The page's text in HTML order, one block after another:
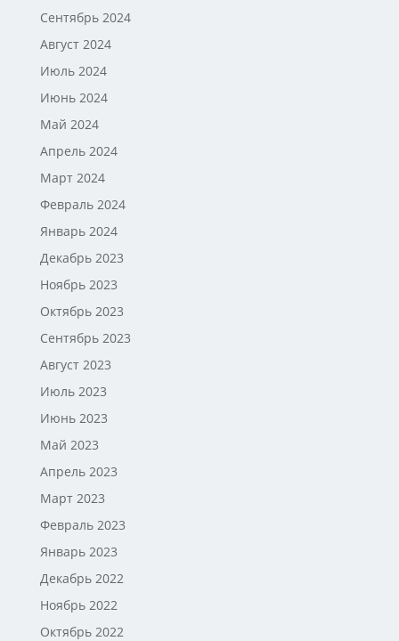
Сентябрь 2024
Август 2024
Июль 2024
Июнь 2024
Май 2024
Апрель 2024
Март 2024
Февраль 2024
Январь 2024
Декабрь 2023
Ноябрь 2023
Октябрь 2023
Сентябрь 2023
Август 2023
Июль 2023
Июнь 2023
Май 2023
Апрель 2023
Март 2023
Февраль 2023
Январь 2023
Декабрь 2022
Ноябрь 2022
Октябрь 2022